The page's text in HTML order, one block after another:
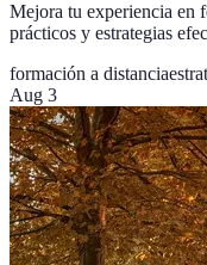
Mejora tu experiencia en
prácticos y estrategias
formación a distancia
Aug 3